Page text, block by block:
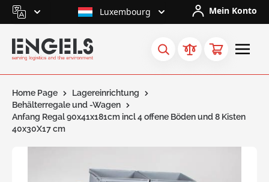
Skip to Content Luxembourg Mein Konto
Home Page
Lagereinrichtung
Behälterregale und -Wagen
Anfang Regal 90x41x181cm incl 4 offene Böden und 8 Kisten
40x30X17 cm